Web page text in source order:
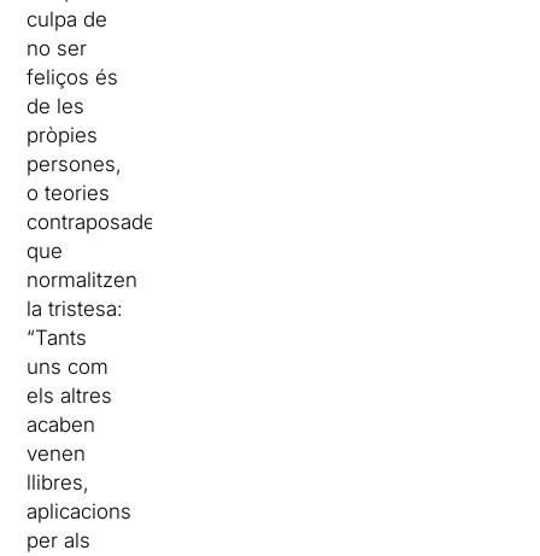
culpa de
no ser
feliços és
de les
pròpies
persones,
o teories
contraposades
que
normalitzen
la tristesa:
“Tants
uns com
els altres
acaben
venen
llibres,
aplicacions
per als